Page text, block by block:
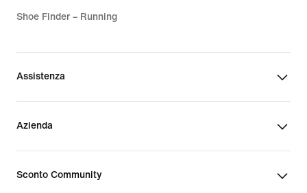
Shoe Finder – Running
Assistenza
Azienda
Sconto Community